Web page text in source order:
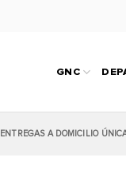
GNC
ENTREGAS A DOMICILIO